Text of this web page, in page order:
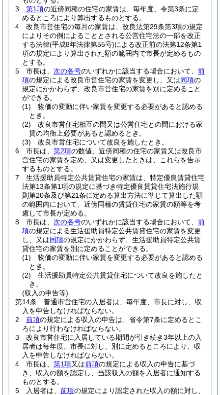
3
第1項の近傍同種の住宅の家賃は、毎年度、令第3条に定
めるところにより算出するものとする。
4
改良市営住宅の毎月の家賃は、改良法第29条第3項の規定
によりその例によることとされる公営住宅法の一部を改正
する法律(平成8年法律第55号)による改正前の法第12条第1
項の規定により算出された額の範囲内で市長が定めるもの
とする。
5
市長は、 次の各号のいずれかに該当する場合において、 前
項の規定による改良市営住宅の家賃を変更し、又は同項の
規定にかかわらず、改良市営住宅の家賃を別に定めること
ができる。
(1)
物価の変動に伴い家賃を変更する必要があると認める
とき。
(2)
改良市営住宅相互の間又は公営住宅との間における家
賃の均衡上必要があると認めるとき。
(3)
改良市営住宅について改良を施したとき。
6
市長は、 第2項の数値、近傍同種の住宅の家賃又は改良市
営住宅の家賃を定め、又は変更したときは、これらを告示
するものとする。
7
生活援助員特定公共賃貸住宅の家賃は、特定優良賃貸住宅
法第13条第1項の規定に基づき特定優良賃貸住宅法施行規
則第20条及び第21条に定める算出方法に準じて算出した額
の範囲内において、近傍同種の賃貸住宅の家賃の額等を考
慮して市長が定める。
8
市長は、 次の各号のいずれかに該当する場合において、 前
項の規定による生活援助員特定公共賃貸住宅の家賃を変更
し、又は同項の規定にかかわらず、生活援助員特定公共賃
貸住宅の家賃を別に定めることができる。
(1)
物価の変動に伴い家賃を変更する必要があると認める
とき。
(2)
生活援助員特定公共賃貸住宅について改良を施したと
き。
(収入の申告等)
第14条
普通市営住宅の入居者は、毎年度、市長に対し、収
入を申告しなければならない。
2
前項の規定による収入の申告は、省令第7条に定めるとこ
ろにより行わなければならない。
3
改良市営住宅に入居している期間が引き続き3年以上の入
居者は毎年度、市長に対し、別に定めるところにより、収
入を申告しなければならない。
4
市長は、 第1項又は前項の規定による収入の申告に基づ
き、収入の額を認定し、当該収入の額を入居者に通知する
ものとする。
5
入居者は、 前項の規定により認定された収入の額に対し、